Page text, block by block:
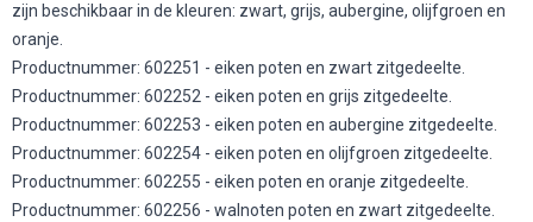
zijn beschikbaar in de kleuren: zwart, grijs, aubergine, olijfgroen en
oranje.
Productnummer: 602251 - eiken poten en zwart zitgedeelte.
Productnummer: 602252 - eiken poten en grijs zitgedeelte.
Productnummer: 602253 - eiken poten en aubergine zitgedeelte.
Productnummer: 602254 - eiken poten en olijfgroen zitgedeelte.
Productnummer: 602255 - eiken poten en oranje zitgedeelte.
Productnummer: 602256 - walnoten poten en zwart zitgedeelte.